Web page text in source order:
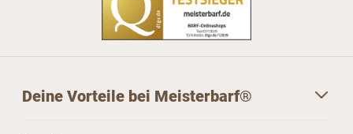
Deine Vorteile bei Meisterbarf®